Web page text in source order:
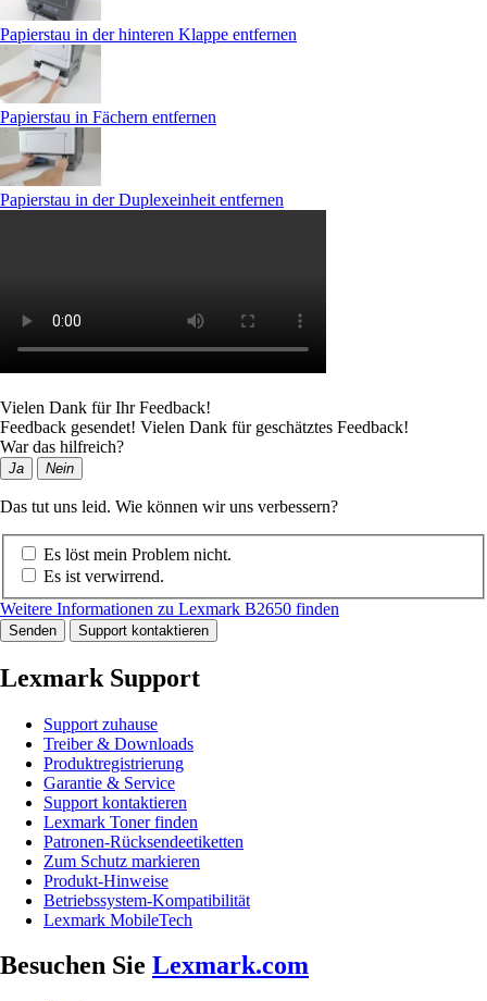
Papierstau in der hinteren Klappe entfernen
Papierstau in Fächern entfernen
Papierstau in der Duplexeinheit entfernen
Vielen Dank für Ihr Feedback!
Feedback gesendet! Vielen Dank für geschätztes Feedback!
War das hilfreich?
Ja Nein
Das tut uns leid. Wie können wir uns verbessern?
Es löst mein Problem nicht.
Es ist verwirrend.
Weitere Informationen zu Lexmark B2650 finden
Senden Support kontaktieren
Lexmark Support
Support zuhause
Treiber & Downloads
Produktregistrierung
Garantie & Service
Support kontaktieren
Lexmark Toner finden
Patronen-Rücksendeetiketten
Zum Schutz markieren
Produkt-Hinweise
Betriebssystem-Kompatibilität
Lexmark MobileTech
Besuchen Sie Lexmark.com